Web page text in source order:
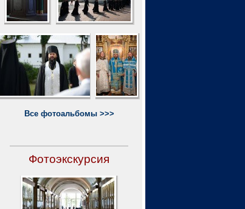
Все фотоальбомы >>>
Фотоэкскурсия